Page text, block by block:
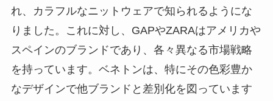
れ、カラフルなニットウェアで知られるようにな
りました。これに対し、GAPやZARAはアメリカや
スペインのブランドであり、各々異なる市場戦略
を持っています。ベネトンは、特にその色彩豊か
なデザインで他ブランドと差別化を図っています